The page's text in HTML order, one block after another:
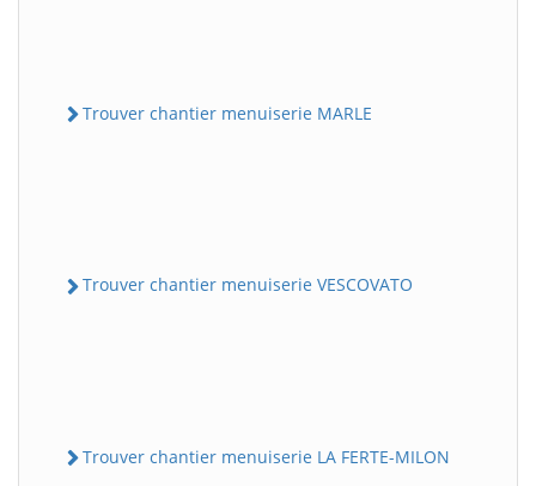
Trouver chantier menuiserie MARLE
Trouver chantier menuiserie VESCOVATO
Trouver chantier menuiserie LA FERTE-MILON